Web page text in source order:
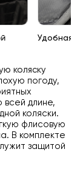
Удобная
коляску
погоду,
длине,
коляски.
флисовую
В комплекте
защитой